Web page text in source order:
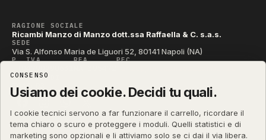
RAGIONE SOCIALE
Ricambi Manzo di Manzo dott.ssa Raffaella & C. s.a.s.
SEDE
Via S. Alfonso Maria de Liguori 52, 80141 Napoli (NA)
P. IVA REA PEC
CODICE SDI
T04ZHR3
CONSENSO
Usiamo dei cookie. Decidi tu quali.
I cookie tecnici servono a far funzionare il carrello, ricordare il
tema chiaro o scuro e proteggere i moduli. Quelli statistici e di
marketing sono opzionali e li attiviamo solo se ci dai il via libera.